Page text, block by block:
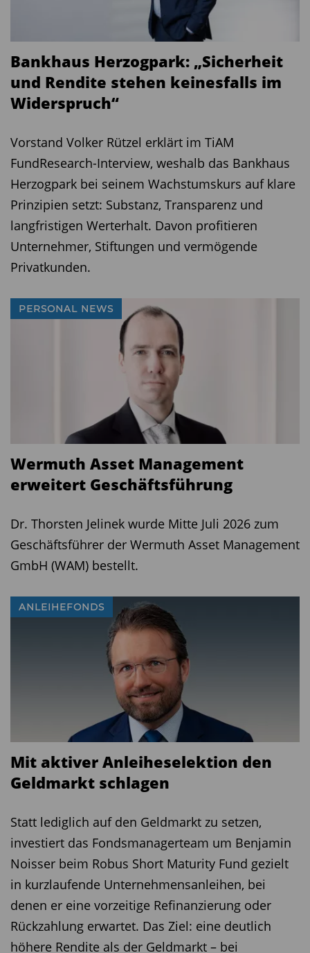
Bankhaus Herzogpark: „Sicherheit
und Rendite stehen keinesfalls im
Widerspruch“
Vorstand Volker Rützel erklärt im TiAM
FundResearch-Interview, weshalb das Bankhaus
Herzogpark bei seinem Wachstumskurs auf klare
Prinzipien setzt: Substanz, Transparenz und
langfristigen Werterhalt. Davon profitieren
Unternehmer, Stiftungen und vermögende
Privatkunden.
PERSONAL NEWS
Wermuth Asset Management
erweitert Geschäftsführung
Dr. Thorsten Jelinek wurde Mitte Juli 2026 zum
Geschäftsführer der Wermuth Asset Management
GmbH (WAM) bestellt.
ANLEIHEFONDS
Mit aktiver Anleiheselektion den
Geldmarkt schlagen
Statt lediglich auf den Geldmarkt zu setzen,
investiert das Fondsmanagerteam um Benjamin
Noisser beim Robus Short Maturity Fund gezielt
in kurzlaufende Unternehmensanleihen, bei
denen er eine vorzeitige Refinanzierung oder
Rückzahlung erwartet. Das Ziel: eine deutlich
höhere Rendite als der Geldmarkt – bei